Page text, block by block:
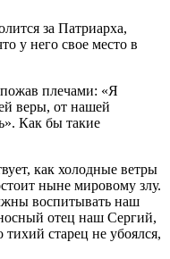
за Патриарха,
у него свое место в
пожав плечами: «Я
веры, от нашей
Как бы такие
как холодные ветры
ныне мировому злу.
воспитывать наш
отец наш Сергий,
старец не убоялся,